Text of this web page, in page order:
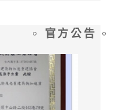
官方公告